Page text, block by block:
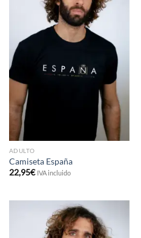
ADULTO
Camiseta España
22,95€ IVA incluido